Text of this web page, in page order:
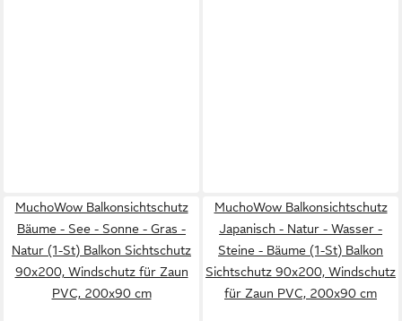
MuchoWow Balkonsichtschutz
Bäume - See - Sonne - Gras -
Natur (1-St) Balkon Sichtschutz
90x200, Windschutz für Zaun
PVC, 200x90 cm
MuchoWow Balkonsichtschutz
Japanisch - Natur - Wasser -
Steine - Bäume (1-St) Balkon
Sichtschutz 90x200, Windschutz
für Zaun PVC, 200x90 cm